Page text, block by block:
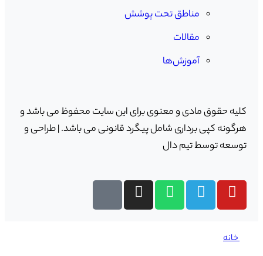
مناطق تحت پوشش
مقالات
آموزش‌ها
کلیه حقوق مادی و معنوی برای این سایت محفوظ می باشد و
هرگونه کپی برداری شامل پیگرد قانونی می باشد. |طراحی و
توسعه توسط تیم دال
خانه